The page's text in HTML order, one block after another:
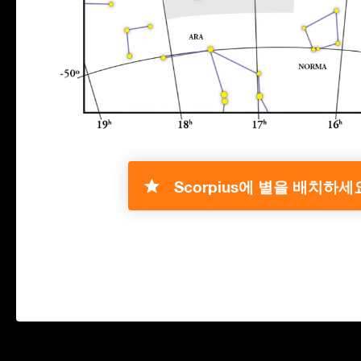
Scorpius에 별을 배치하세